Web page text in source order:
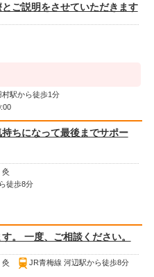
ご説明をさせていただきます
駅から徒歩1分
ちになって最後までサポー
灸
徒歩8分
。 一度、ご相談ください。
灸
JR青梅線 河辺駅から徒歩8分